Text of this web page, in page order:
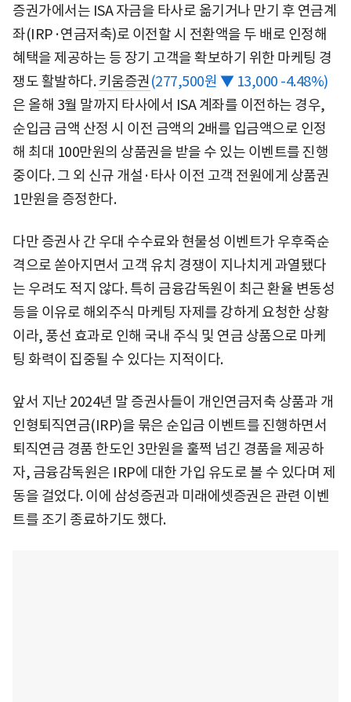
증권가에서는 ISA 자금을 타사로 옮기거나 만기 후 연금계
좌(IRP·연금저축)로 이전할 시 전환액을 두 배로 인정해
혜택을 제공하는 등 장기 고객을 확보하기 위한 마케팅 경
쟁도 활발하다.키움증권 (277,500원 ▼ 13,000 -4.48%)
은 올해 3월 말까지 타사에서 ISA 계좌를 이전하는 경우,
순입금 금액 산정 시 이전 금액의 2배를 입금액으로 인정
해 최대 100만원의 상품권을 받을 수 있는 이벤트를 진행
중이다. 그 외 신규 개설·타사 이전 고객 전원에게 상품권
1만원을 증정한다.
다만 증권사 간 우대 수수료와 현물성 이벤트가 우후죽순
격으로 쏟아지면서 고객 유치 경쟁이 지나치게 과열됐다
는 우려도 적지 않다. 특히 금융감독원이 최근 환율 변동성
등을 이유로 해외주식 마케팅 자제를 강하게 요청한 상황
이라, 풍선 효과로 인해 국내 주식 및 연금 상품으로 마케
팅 화력이 집중될 수 있다는 지적이다.
앞서 지난 2024년 말 증권사들이 개인연금저축 상품과 개
인형퇴직연금(IRP)을 묶은 순입금 이벤트를 진행하면서
퇴직연금 경품 한도인 3만원을 훌쩍 넘긴 경품을 제공하
자, 금융감독원은 IRP에 대한 가입 유도로 볼 수 있다며 제
동을 걸었다. 이에 삼성증권과 미래에셋증권은 관련 이벤
트를 조기 종료하기도 했다.